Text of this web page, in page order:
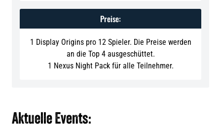
Preise:
1 Display Origins pro 12 Spieler. Die Preise werden
an die Top 4 ausgeschüttet.
1 Nexus Night Pack für alle Teilnehmer.
Aktuelle Events: